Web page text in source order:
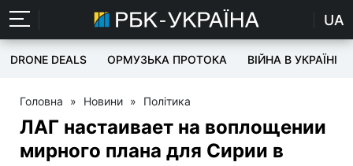
UA
DRONE DEALS ОРМУЗЬКА ПРОТОКА ВІЙНА В УКРАЇНІ
Головна » Новини » Політика
ЛАГ настаивает на воплощении
мирного плана для Сирии в